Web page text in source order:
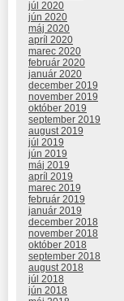
júl 2020
jún 2020
máj 2020
apríl 2020
marec 2020
február 2020
január 2020
december 2019
november 2019
október 2019
september 2019
august 2019
júl 2019
jún 2019
máj 2019
apríl 2019
marec 2019
február 2019
január 2019
december 2018
november 2018
október 2018
september 2018
august 2018
júl 2018
jún 2018